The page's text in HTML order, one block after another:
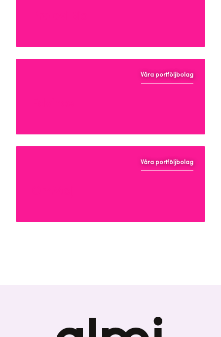
Våra portföljbolag
Våra portföljbolag